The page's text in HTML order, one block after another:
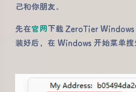
关闭
己和你朋友。
先在官网下载 ZeroTier
装好后，在 Windows 开始菜单